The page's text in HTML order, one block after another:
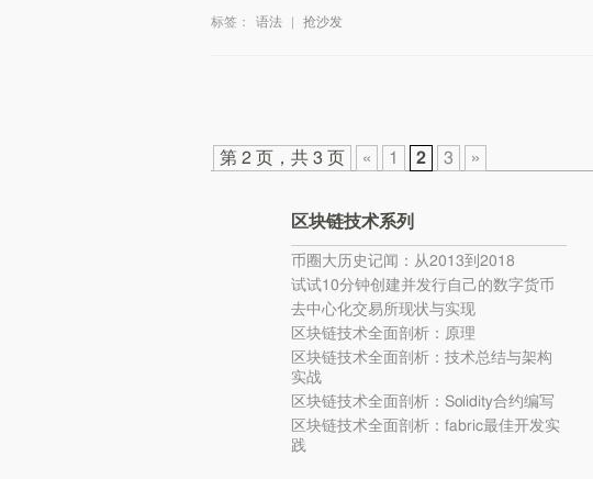
标签： 语法 抢沙发
第 2 页，共 3 页 « 1 2 3 »
区块链技术系列
币圈大历史记闻：从2013到2018
试试10分钟创建并发行自己的数字货币
去中心化交易所现状与实现
区块链技术全面剖析：原理
区块链技术全面剖析：技术总结与架构
实战
区块链技术全面剖析：Solidity合约编写
区块链技术全面剖析：fabric最佳开发实
践